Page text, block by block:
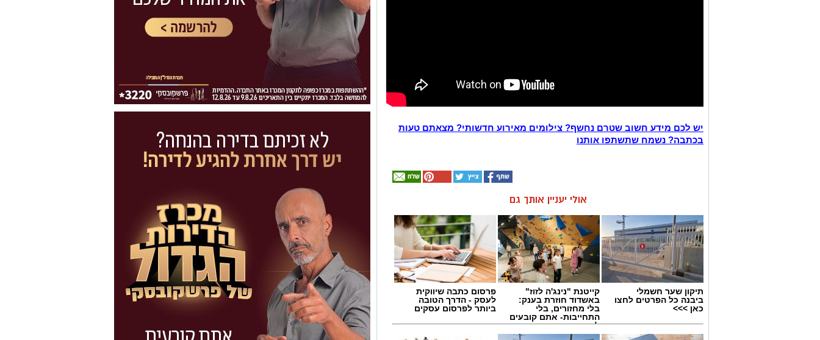
יש לכם מידע חשוב שטרם נחשף? צילומים מאירוע חדשותי? מצאתם טעות
בכתבה? נשמח שתשתפו אותנו
אולי יעניין אותך גם
תיקון שער חשמלי
ביבנה כל הפרטים לחצו
כאן >>>
קייטנת "נינג'ה לזוז"
באשדוד חוזרת בענק:
בלי מחזורים, בלי
התחייבות- אתם קובעים
לכמה ואיזה ימים
להירשם!
פרסום כתבה שיווקית
לעסק - הדרך הטובה
ביותר לפרסום עסקים